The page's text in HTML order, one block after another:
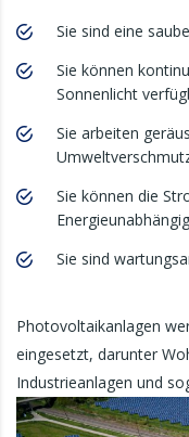
Sie sind eine
Sie können
Sonnenlicht
Sie arbeiten
Sie können die
Sie sind
Photovoltaikanlagen
eingesetzt, darunter
Industrieanlagen und